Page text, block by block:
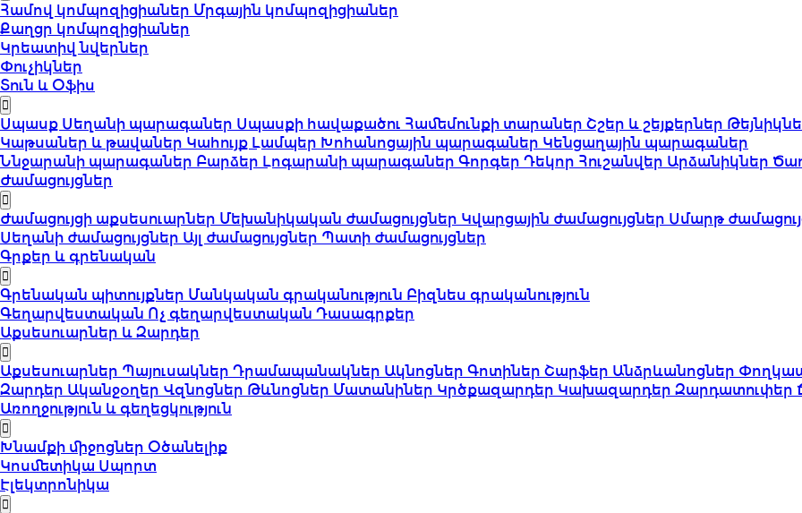
Համով կոմպոզիցիաներ Մրգային կոմպոզիցիաներ
Քաղցր կոմպոզիցիաներ
Կրեատիվ նվերներ
Փուչիկներ
Տուն և Օֆիս
Սպասք Սեղանի պարագաներ Սպասքի հավաքածու Համեմունքի տարաներ Շշեր և շեյքերներ
Կաթսաներ և թավաներ Կահույք Լամպեր Խոհանոցային պարագաներ Կենցաղային պարագաներ
Ննջարանի պարագաներ Բարձեր Լոգարանի պարագաներ Գորգեր Դեկոր Հուշանվեր Արձանիկներ
Ժամացույցներ
Ժամացույցի աքսեսուարներ Մեխանիկական ժամացույցներ Կվարցային ժամացույցներ Սմարթ
Սեղանի ժամացույցներ Այլ ժամացույցներ Պատի ժամացույցներ
Գրքեր և գրենական
Գրենական պիտույքներ Մանկական գրականություն Բիզնես գրականություն
Գեղարվեստական Ոչ գեղարվեստական Դասագրքեր
Աքսեսուարներ և Զարդեր
Աքսեսուարներ Պայուսակներ Դրամապանակներ Ակնոցներ Գոտիներ Շարֆեր Անձրևանոցներ
Զարդեր Ականջօղեր Վզնոցներ Թևնոցներ Մատանիներ Կրծքազարդեր Կախազարդեր Զարդատուփեր
Առողջություն և գեղեցկություն
Խնամքի միջոցներ Օծանելիք
Կոսմետիկա Սպորտ
Էլեկտրոնիկա